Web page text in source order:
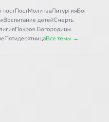
постПостМолитваЛитургияБог
Воспитание детейСмерть
Покров Богородицы
ПятидесятницаВсе темы →